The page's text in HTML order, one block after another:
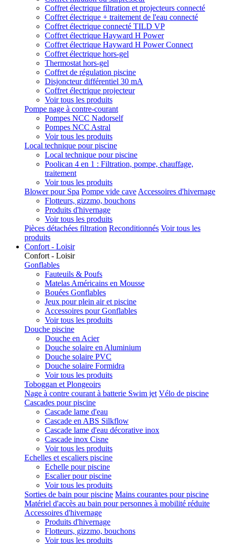
Coffret électrique filtration et projecteurs connecté
Coffret électrique + traitement de l'eau connecté
Coffret électrique connecté TILD VP
Coffret électrique Hayward H Power
Coffret électrique Hayward H Power Connect
Coffret électrique hors-gel
Thermostat hors-gel
Coffret de régulation piscine
Disjoncteur différentiel 30 mA
Coffret électrique projecteur
Voir tous les produits
Pompe nage à contre-courant
Pompes NCC Nadorself
Pompes NCC Astral
Voir tous les produits
Local technique pour piscine
Local technique pour piscine
Poolican 4 en 1 : Filtration, pompe, chauffage,
traitement
Voir tous les produits
Blower pour Spa Pompe vide cave Accessoires d'hivernage
Flotteurs, gizzmo, bouchons
Produits d'hivernage
Voir tous les produits
Pièces détachées filtration Reconditionnés Voir tous les
produits
Confort - Loisir
Confort - Loisir
Gonflables
Fauteuils & Poufs
Matelas Américains en Mousse
Bouées Gonflables
Jeux pour plein air et piscine
Accessoires pour Gonflables
Voir tous les produits
Douche piscine
Douche en Acier
Douche solaire en Aluminium
Douche solaire PVC
Douche solaire Formidra
Voir tous les produits
Toboggan et Plongeoirs
Nage à contre courant à batterie Swim jet Vélo de piscine
Cascades pour piscine
Cascade lame d'eau
Cascade en ABS Silkflow
Cascade lame d'eau décorative inox
Cascade inox Cisne
Voir tous les produits
Echelles et escaliers piscine
Echelle pour piscine
Escalier pour piscine
Voir tous les produits
Sorties de bain pour piscine Mains courantes pour piscine
Matériel d'accès au bain pour personnes à mobilité réduite
Accessoires d'hivernage
Produits d'hivernage
Flotteurs, gizzmo, bouchons
Voir tous les produits